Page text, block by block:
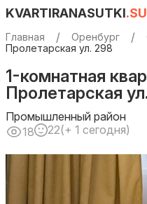
KVARTIRANASUTKI.SU
Главная Оренбург
Пролетарская ул. 298
1-комнатная
Пролетарская
Промышленный район
18
22(+ 1 сегодня)